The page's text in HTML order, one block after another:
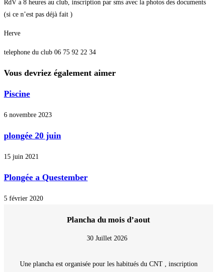
RdV a 8 heures au club, inscription par sms avec la photos des documents
(si ce n’est pas déjà fait )
Herve
telephone du club 06 75 92 22 34
Vous devriez également aimer
Piscine
6 novembre 2023
plongée 20 juin
15 juin 2021
Plongée a Questember
5 février 2020
Plancha du mois d’aout
30 Juillet 2026
Une plancha est organisée pour les habitués du CNT , inscription